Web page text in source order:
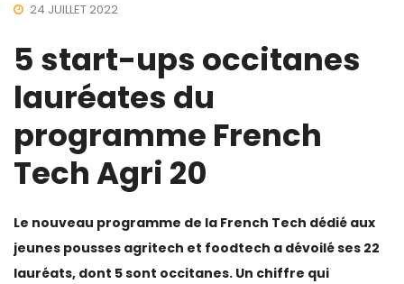
24 JUILLET 2022
5 start-ups occitanes
lauréates du
programme French
Tech Agri 20
Le nouveau programme de la French Tech dédié aux
jeunes pousses agritech et foodtech a dévoilé ses 22
lauréats, dont 5 sont occitanes. Un chiffre qui